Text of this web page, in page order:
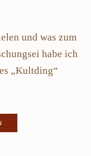
und was zum
habe ich
„Kultding“